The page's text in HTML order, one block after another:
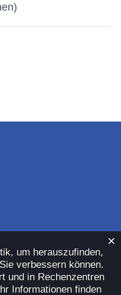
um herauszufinden,
verbessern können.
und in Rechenzentren
Informationen finden
×